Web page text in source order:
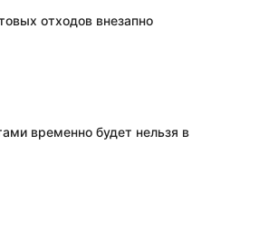
отходов внезапно
временно будет нельзя в